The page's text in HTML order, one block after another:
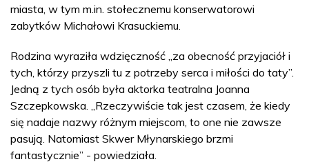
miasta, w tym m.in. stołecznemu konserwatorowi
zabytków Michałowi Krasuckiemu.
Rodzina wyraziła wdzięczność „za obecność przyjaciół i
tych, którzy przyszli tu z potrzeby serca i miłości do taty”.
Jedną z tych osób była aktorka teatralna Joanna
Szczepkowska. „Rzeczywiście tak jest czasem, że kiedy
się nadaje nazwy różnym miejscom, to one nie zawsze
pasują. Natomiast Skwer Młynarskiego brzmi
fantastycznie” - powiedziała.